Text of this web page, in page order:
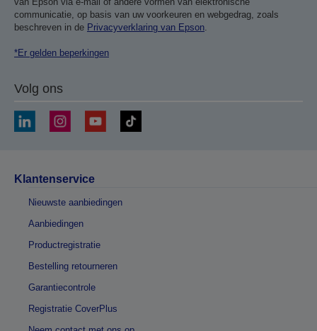
communicatie, op basis van uw voorkeuren en webgedrag, zoals
beschreven in de Privacyverklaring van Epson.
*Er gelden beperkingen
Volg ons
Klantenservice
Nieuwste aanbiedingen
Aanbiedingen
Productregistratie
Bestelling retourneren
Garantiecontrole
Registratie CoverPlus